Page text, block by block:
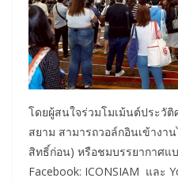
โดยผู้สนใจร่วมโมเม้นต์ประวั
สยาม สามารถวอล์กอินเข้างา
สิทธิ์ก่อน) หรือชมบรรยากาศแ
Facebook: ICONSIAM และ